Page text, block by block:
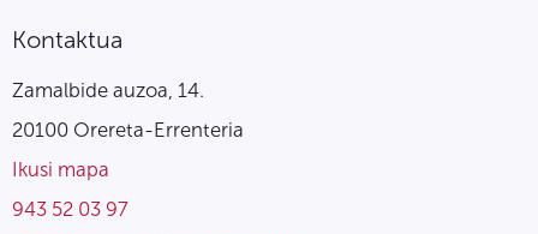
Kontaktua
Zamalbide auzoa, 14.
20100 Orereta-Errenteria
Ikusi mapa
943 52 03 97